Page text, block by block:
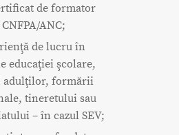
de formator
ANC;
de lucru în
educaţiei şcolare,
adulţilor, formării
tineretului sau
– în cazul SEV;